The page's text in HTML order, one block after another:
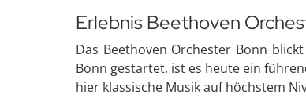
Erlebnis Beethoven
Das Beethoven Orchester Bonn
Bonn gestartet, ist es heute ein
hier klassische Musik auf höchstem